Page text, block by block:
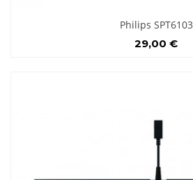
Philips SPT6103
29,00 €